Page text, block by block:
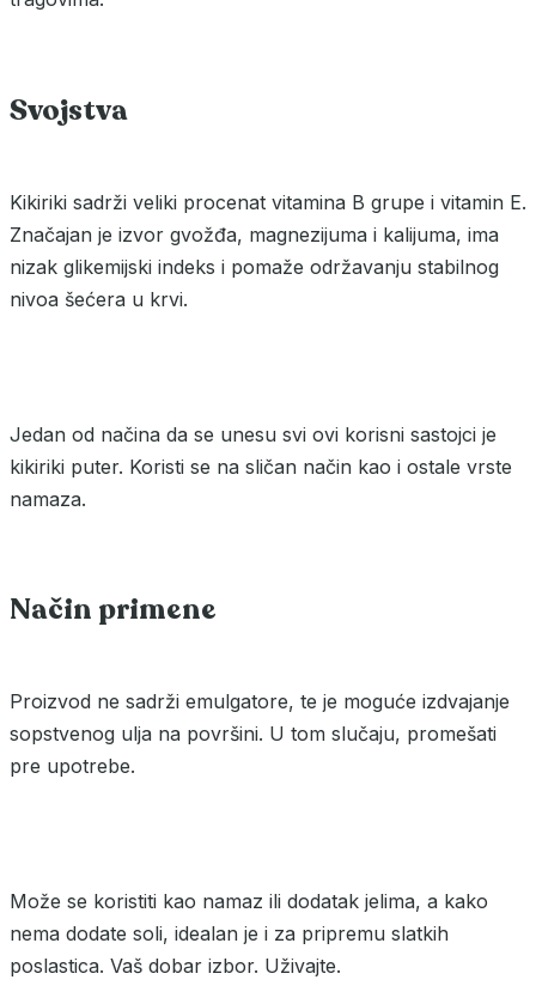
Svojstva
Kikiriki sadrži veliki procenat vitamina B grupe i vitamin E.
Značajan je izvor gvožđa, magnezijuma i kalijuma, ima
nizak glikemijski indeks i pomaže održavanju stabilnog
nivoa šećera u krvi.
Jedan od načina da se unesu svi ovi korisni sastojci je
kikiriki puter. Koristi se na sličan način kao i ostale vrste
namaza.
Način primene
Proizvod ne sadrži emulgatore, te je moguće izdvajanje
sopstvenog ulja na površini. U tom slučaju, promešati
pre upotrebe.
Može se koristiti kao namaz ili dodatak jelima, a kako
nema dodate soli, idealan je i za pripremu slatkih
poslastica. Vaš dobar izbor. Uživajte.